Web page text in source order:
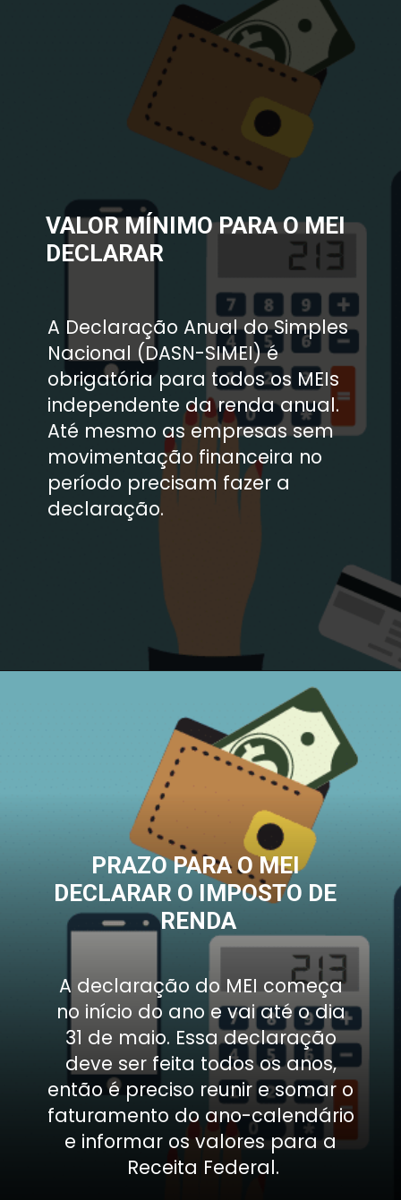
A Declaração Anual do Simples
Nacional (DASN-SIMEI) é
obrigatória para todos os MEIs
independente da renda anual.
Até mesmo as empresas sem
movimentação financeira no
período precisam fazer a
declaração.
VALOR MÍNIMO PARA O MEI
DECLARAR
A declaração do MEI começa
no início do ano e vai até o dia
31 de maio. Essa declaração
deve ser feita todos os anos,
então é preciso reunir e somar o
faturamento do ano-calendário
e informar os valores para a
Receita Federal.
PRAZO PARA O MEI
DECLARAR O IMPOSTO DE
RENDA